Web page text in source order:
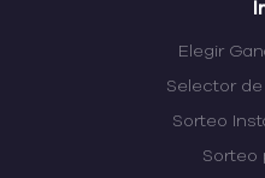
Elegir
Selector
Sorteo
Sorteo